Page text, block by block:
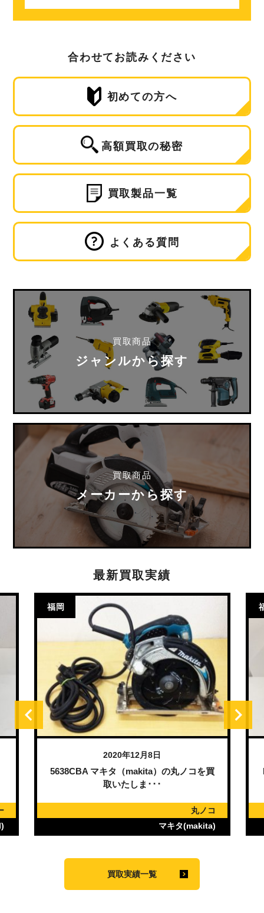
合わせてお読みください
初めての方へ
高額買取の秘密
買取製品一覧
よくある質問
買取商品
ジャンルから探す
買取商品
メーカーから探す
最新買取実績
福岡
2020年12月8日
5638CBA マキタ（makita）の丸ノコを買
取いたしま･･･
丸ノコ
マキタ(makita)
買取実績一覧